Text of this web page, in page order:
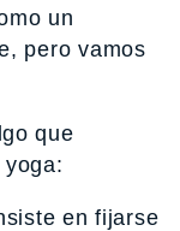
un
pero vamos
que
en fijarse